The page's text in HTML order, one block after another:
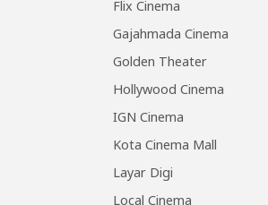
Flix Cinema
Gajahmada Cinema
Golden Theater
Hollywood Cinema
IGN Cinema
Kota Cinema Mall
Layar Digi
Local Cinema